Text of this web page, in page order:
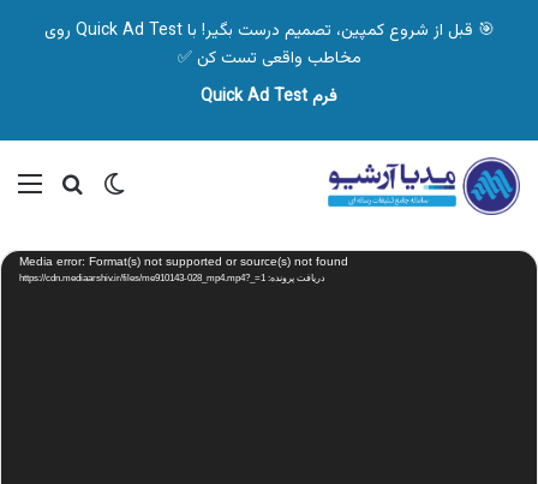
🎯 قبل از شروع کمپین، تصمیم درست بگیر! با Quick Ad Test روی
مخاطب واقعی تست کن ✅
فرم Quick Ad Test
تغییر پوسته
نمایشگر
ویدیو Media error: Format(s) not supported or source(s) not found
دریافت پرونده: https://cdn.mediaarshiv.ir/files/me910143-028_mp4.mp4?_=1